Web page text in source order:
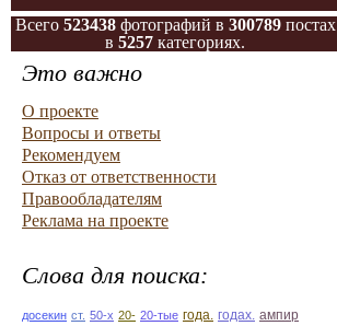
Всего 523438фотографий в 300789постах
в 5257 категориях.
Это важно
О проекте
Вопросы и ответы
Рекомендуем
Отказ от ответственности
Правообладателям
Реклама на проекте
Слова для поиска:
досекин ст. 50-х 20- 20-тые года. годах. ампир